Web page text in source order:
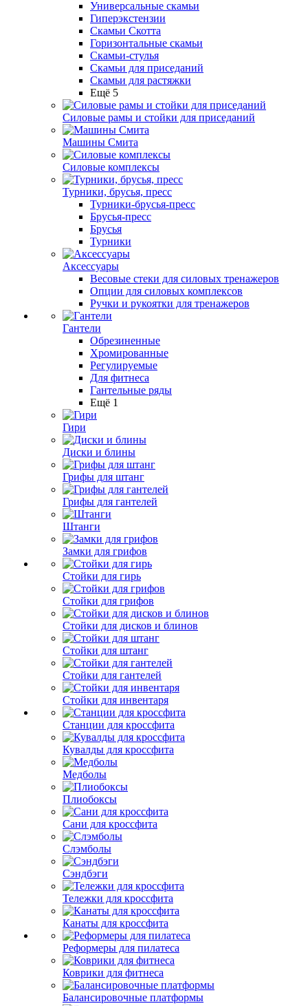
Универсальные скамьи
Гиперэкстензии
Скамьи Скотта
Горизонтальные скамьи
Скамьи-стулья
Скамьи для приседаний
Скамьи для растяжки
Ещё 5
Силовые рамы и стойки для приседаний
Машины Смита
Силовые комплексы
Турники, брусья, пресс
Турники-брусья-пресс
Брусья-пресс
Брусья
Турники
Аксессуары
Весовые стеки для силовых тренажеров
Опции для силовых комплексов
Ручки и рукоятки для тренажеров
Гантели
Обрезиненные
Хромированные
Регулируемые
Для фитнеса
Гантельные ряды
Ещё 1
Гири
Диски и блины
Грифы для штанг
Грифы для гантелей
Штанги
Замки для грифов
Стойки для гирь
Стойки для грифов
Стойки для дисков и блинов
Стойки для штанг
Стойки для гантелей
Стойки для инвентаря
Станции для кроссфита
Кувалды для кроссфита
Медболы
Плиобоксы
Сани для кроссфита
Слэмболы
Сэндбэги
Тележки для кроссфита
Канаты для кроссфита
Реформеры для пилатеса
Коврики для фитнеса
Балансировочные платформы